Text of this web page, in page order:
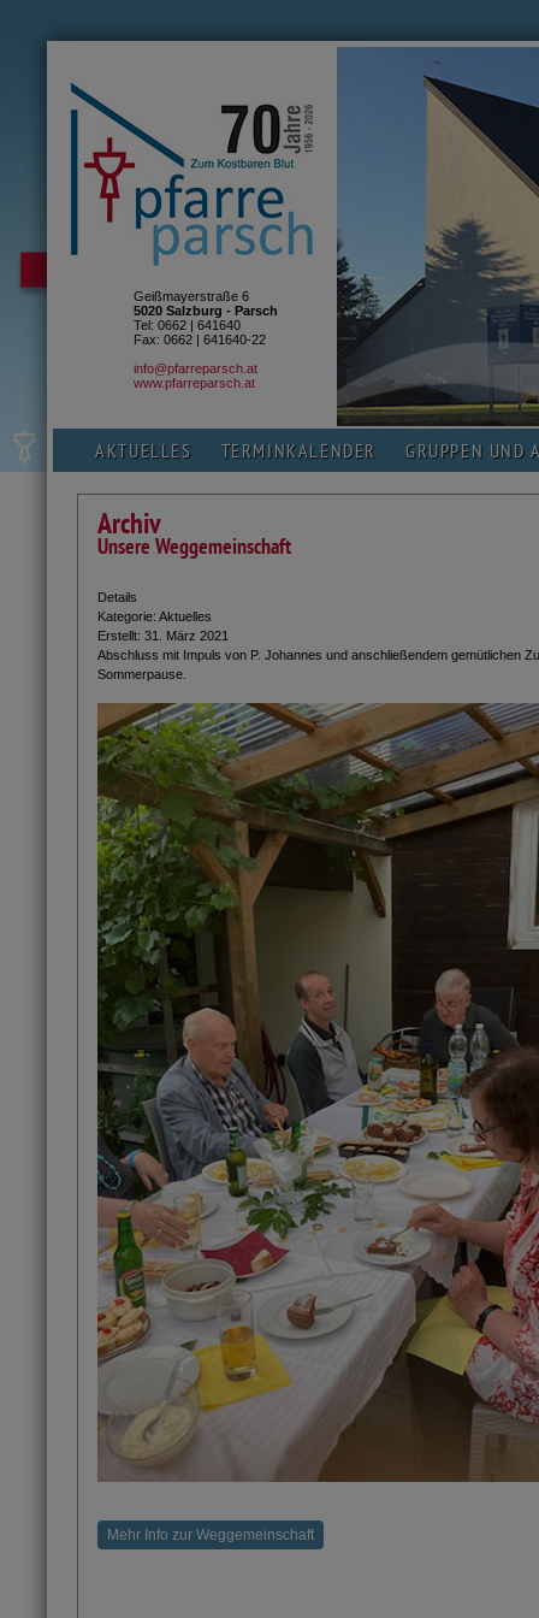
Geißmayerstraße 6
5020 Salzburg - Parsch
Tel: 0662 | 641640
Fax: 0662 | 641640-22
info@pfarreparsch.at
www.pfarreparsch.at
AKTUELLES TERMINKALENDER GRUPPEN UND
Archiv
Unsere Weggemeinschaft
Details
Kategorie: Aktuelles
Erstellt: 31. März 2021
Abschluss mit Impuls von P. Johannes und anschließendem gemütlichen
Sommerpause.
Mehr Info zur Weggemeinschaft